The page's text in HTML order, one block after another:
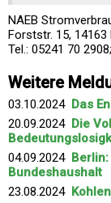
NAEB
Forststr. 15, 14163
Tel.: 05241 70 2908;
Weitere
03.10.2024 Das
20.09.2024 Die
04.09.2024
Bundeshaushalt
23.08.2024